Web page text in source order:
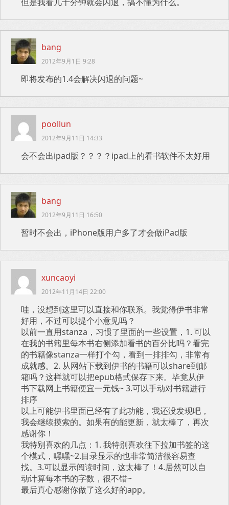
bang
2012年9月1日 9:28
即将发布的1.4会解决闪退的问题~
poollun
2012年9月11日 14:33
会不会出ipad版？？？？ipad上的看书软件不太好用
bang
2012年9月11日 16:50
暂时不会出，iPhone版用户多了才会做iPad版
xuncaoyi
2012年11月14日 22:00
哇，没想到这里可以直接和你联系。我觉得伊书非常
好用，不过可以提个小意见吗？
以前一直用stanza，习惯了里面的一些设置，1. 可以
在我的书籍里每本书右侧添加看书的百分比吗？看完
的书籍像stanza一样打个勾，看到一排排勾，非常有
成就感。2. 从网站下载到伊书的书籍可以share到邮
箱吗？这样就可以把epub格式保存下来。毕竟从伊
书下载网上书籍便宜一元钱~ 3.可以手动对书籍进行
排序
以上可能伊书里面已经有了此功能，我还没发现吧，
我会继续摸索的。如果有的能更新，就太棒了，再次
感谢你！
我特别喜欢的几点：1. 我特别喜欢往下拉加书签的这
个模式，嘿嘿~2.目录显示的也非常简洁很容易查
找。3.可以显示阅读时间，这太棒了！4.居然可以自
动计算每本书的字数，很不错~
最后真心感谢你做了这么好的app。